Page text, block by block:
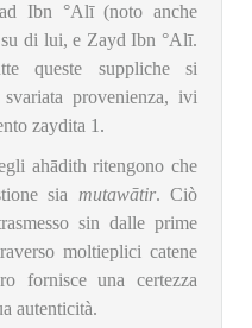
Ibn °Alī (noto anche
di lui, e Zayd Ibn °Alī.
queste suppliche si
provenienza, ivi
zaydita 1.
ahādith ritengono che
sia mutawātir. Ciò
sin dalle prime
moltieplici catene
fornisce una certezza
autenticità.